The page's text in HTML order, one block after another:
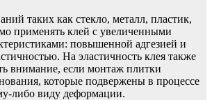
таких как стекло, металл, пластик,
применять клей с увеличенными
повышенной адгезией и
На эластичность клея также
внимание, если монтаж плитки
которые подвержены в процессе
либо виду деформации.